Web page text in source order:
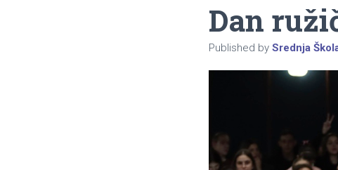
Dan
Published by Srednja